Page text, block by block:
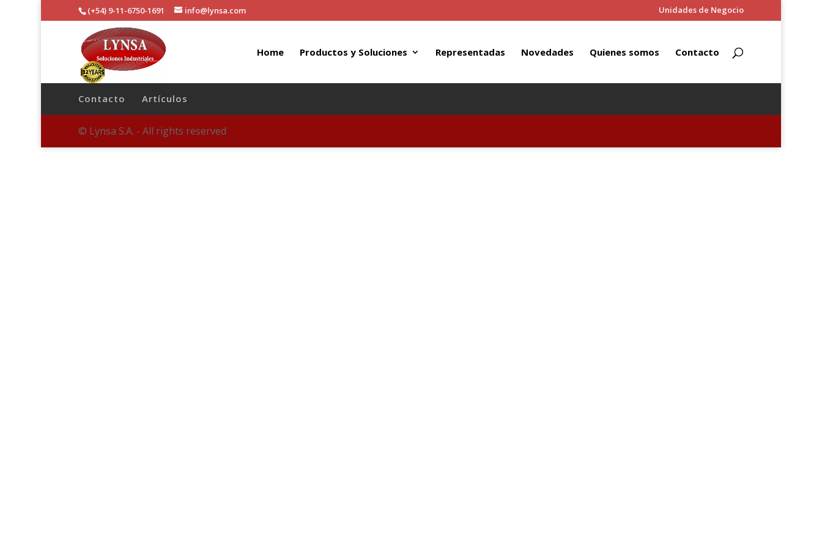
(+54) 9-11-6750-1691 info@lynsa.com Unidades de Negocio
Home Productos y Soluciones Representadas Novedades Quienes somos Contacto
Contacto Artículos
© Lynsa S.A. - All rights reserved